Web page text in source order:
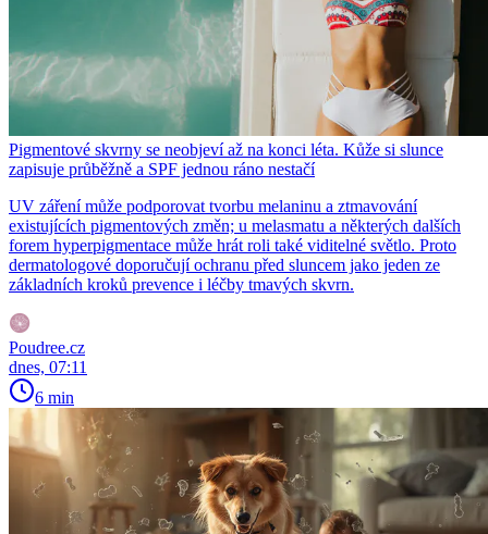
Pigmentové skvrny se neobjeví až na konci léta. Kůže si slunce
zapisuje průběžně a SPF jednou ráno nestačí
UV záření může podporovat tvorbu melaninu a ztmavování
existujících pigmentových změn; u melasmatu a některých dalších
forem hyperpigmentace může hrát roli také viditelné světlo. Proto
dermatologové doporučují ochranu před sluncem jako jeden ze
základních kroků prevence i léčby tmavých skvrn.
Poudree.cz
dnes, 07:11
6 min